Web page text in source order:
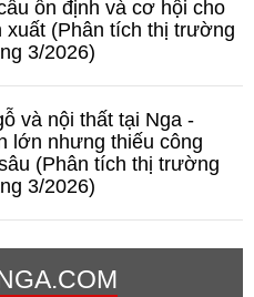
ổn định và cơ hội cho
xuất (Phân tích thị trường
3/2026)
và nội thất tại Nga -
lớn nhưng thiếu công
(Phân tích thị trường
3/2026)